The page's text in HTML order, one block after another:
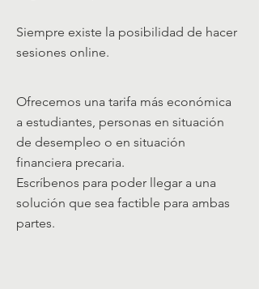
Siempre existe la posibilidad de hacer
sesiones online.
Ofrecemos una tarifa más económica
a estudiantes, personas en situación
de desempleo o en situación
financiera precaria.
Escríbenos para poder llegar a una
solución que sea factible para ambas
partes.